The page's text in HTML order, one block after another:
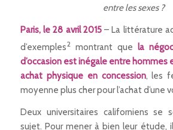
entre les sexes ?
Paris, le28 avril 2015– La littérature
d’exemples2montrant que la
d’occasion est inégale entre hommes
achat physique en concession, les
moyenne plus cher pour l’achat d’une
Deux universitaires californiens se
sujet. Pour mener à bien leur étude,